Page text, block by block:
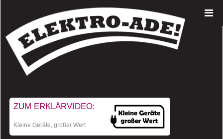
ZUM ERKLÄRVIDEO:
Kleine Geräte, großer Wert